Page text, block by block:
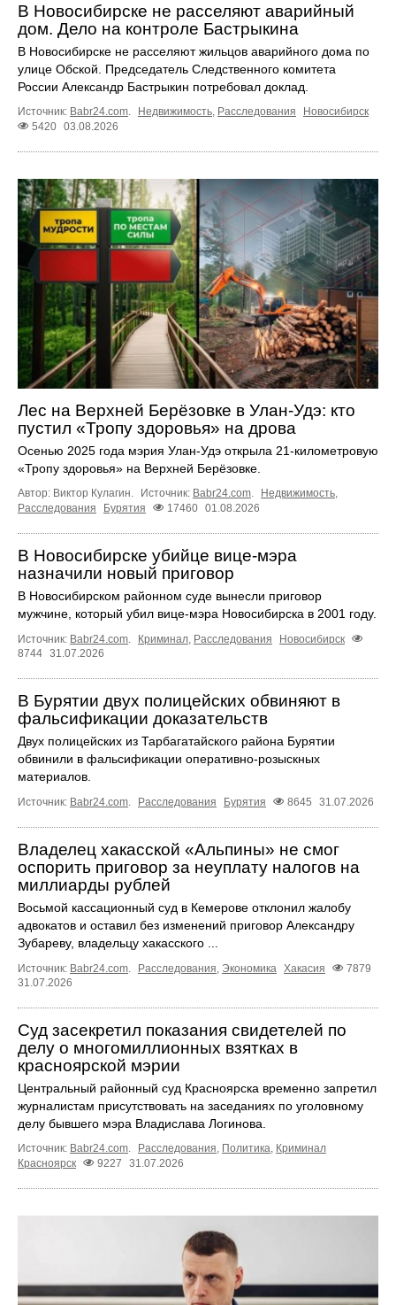
В Новосибирске не расселяют аварийный
дом. Дело на контроле Бастрыкина
В Новосибирске не расселяют жильцов аварийного дома по
улице Обской. Председатель Следственного комитета
России Александр Бастрыкин потребовал доклад.
Источник: Babr24.com. Недвижимость, Расследования
Новосибирск
5420 03.08.2026
Лес на Верхней Берёзовке в Улан-Удэ: кто
пустил «Тропу здоровья» на дрова
Осенью 2025 года мэрия Улан-Удэ открыла 21-километровую
«Тропу здоровья» на Верхней Берёзовке.
Автор: Виктор Кулагин. Источник: Babr24.com Недвижимость
Расследования
Бурятия 17460 01.08.2026
В Новосибирске убийце вице-мэра
назначили новый приговор
В Новосибирском районном суде вынесли приговор
мужчине, который убил вице-мэра Новосибирска в 2001 году.
Источник: Babr24.com. Криминал, Расследования
Новосибирск
8744 31.07.2026
В Бурятии двух полицейских обвиняют в
фальсификации доказательств
Двух полицейских из Тарбагатайского района Бурятии
обвинили в фальсификации оперативно-розыскных
материалов.
Источник: Babr24.com. Расследования Бурятия 8645 31.07.2026
Владелец хакасской «Альпины» не смог
оспорить приговор за неуплату налогов на
миллиарды рублей
Восьмой кассационный суд в Кемерове отклонил жалобу
адвокатов и оставил без изменений приговор Александру
Зубареву, владельцу хакасского ...
Источник: Babr24.com. Расследования, Экономика Хакасия
7879
31.07.2026
Суд засекретил показания свидетелей по
делу о многомиллионных взятках в
красноярской мэрии
Центральный районный суд Красноярска временно запретил
журналистам присутствовать на заседаниях по уголовному
делу бывшего мэра Владислава Логинова.
Источник: Babr24.com. Расследования, Политика, Криминал
Красноярск
9227 31.07.2026